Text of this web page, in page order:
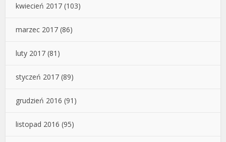
kwiecień 2017 (103)
marzec 2017 (86)
luty 2017 (81)
styczeń 2017 (89)
grudzień 2016 (91)
listopad 2016 (95)